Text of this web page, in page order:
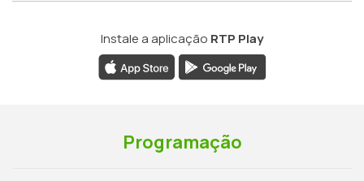
Instale a aplicação RTP Play
Programação